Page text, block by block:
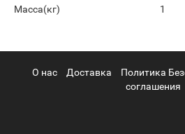
Масса(кг)
1
О нас Доставка Политика
соглашения